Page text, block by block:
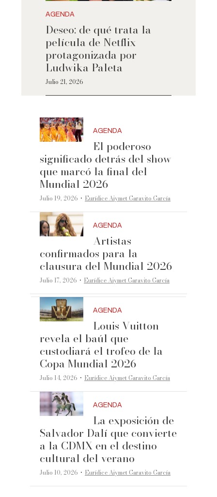
AGENDA
Deseo: de qué trata la
película de Netflix
protagonizada por
Ludwika Paleta
Julio 21, 2026
AGENDA
El poderoso
significado detrás del show
que marcó la final del
Mundial 2026
Julio 19, 2026 ·Eurídice Aiymet Garavito García
AGENDA
Artistas
confirmados para la
clausura del Mundial 2026
Julio 17, 2026 ·Eurídice Aiymet Garavito García
AGENDA
Louis Vuitton
revela el baúl que
custodiará el trofeo de la
Copa Mundial 2026
Julio 14, 2026 ·Eurídice Aiymet Garavito García
AGENDA
La exposición de
Salvador Dalí que convierte
a la CDMX en el destino
cultural del verano
Julio 10, 2026 ·Eurídice Aiymet Garavito García